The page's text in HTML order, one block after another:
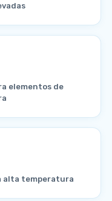
elementos de
alta temperatura